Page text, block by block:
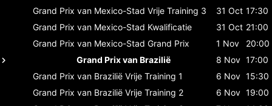
Grand Prix van Mexico-Stad Vrije Training 3 31 Oct 17:30
Grand Prix van Mexico-Stad Kwalificatie 31 Oct 21:00
Grand Prix van Mexico-Stad Grand Prix 1 Nov
20:00
Grand Prix van Brazilië
8 Nov 17:00
Grand Prix van Brazilië Vrije Training 1 6 Nov 15:30
Grand Prix van Brazilië Vrije Training 2 6 Nov 19:00